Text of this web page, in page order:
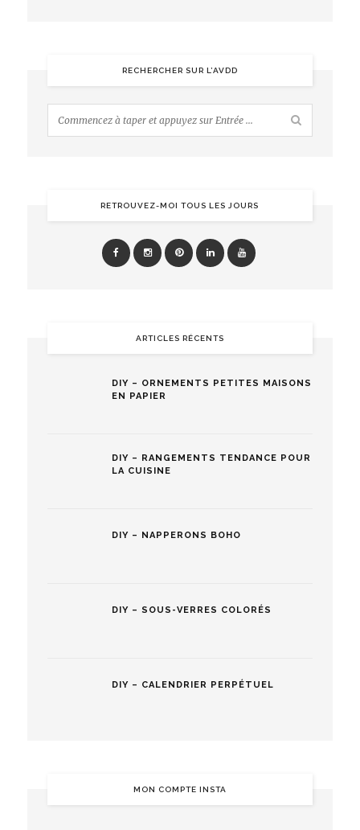
RECHERCHER SUR L’AVDD
RETROUVEZ-MOI TOUS LES JOURS
ARTICLES RÉCENTS
DIY – ORNEMENTS PETITES MAISONS
EN PAPIER
DIY – RANGEMENTS TENDANCE POUR
LA CUISINE
DIY – NAPPERONS BOHO
DIY – SOUS-VERRES COLORÉS
DIY – CALENDRIER PERPÉTUEL
MON COMPTE INSTA